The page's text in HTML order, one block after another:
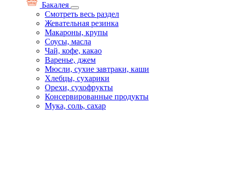
Бакалея
Смотреть весь раздел
Жевательная резинка
Макароны, крупы
Соусы, масла
Чай, кофе, какао
Варенье, джем
Мюсли, сухие завтраки, каши
Хлебцы, сухарики
Орехи, сухофрукты
Консервированные продукты
Мука, соль, сахар